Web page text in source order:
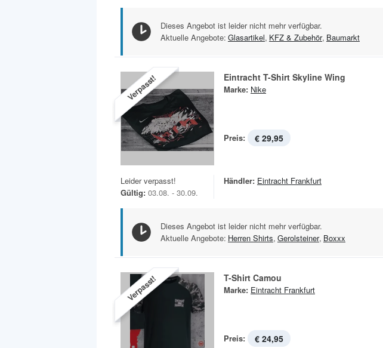
Dieses Angebot ist leider nicht mehr verfügbar.
Aktuelle Angebote: Glasartikel, KFZ & Zubehör, Baumarkt
Verpasst! Eintracht T-Shirt Skyline Wing
Marke: Nike
Preis: € 29,95
Leider verpasst!
Gültig: 03.08. - 30.09.
Händler: Eintracht Frankfurt
Dieses Angebot ist leider nicht mehr verfügbar.
Aktuelle Angebote: Herren Shirts, Gerolsteiner, Boxxx
Verpasst! T-Shirt Camou
Marke: Eintracht Frankfurt
Preis: € 24,95